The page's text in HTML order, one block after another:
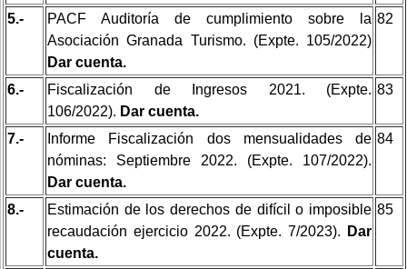
5.-
PACF Auditoría de cumplimiento sobre la
Asociación Granada Turismo. (Expte. 105/2022)
Dar cuenta.
82
6.-
Fiscalización de Ingresos 2021. (Expte.
106/2022). Dar cuenta.
83
7.-
Informe Fiscalización dos mensualidades de
nóminas: Septiembre 2022. (Expte. 107/2022).
Dar cuenta.
84
8.-
Estimación de los derechos de difícil o imposible
recaudación ejercicio 2022. (Expte. 7/2023).
Dar
cuenta.
85